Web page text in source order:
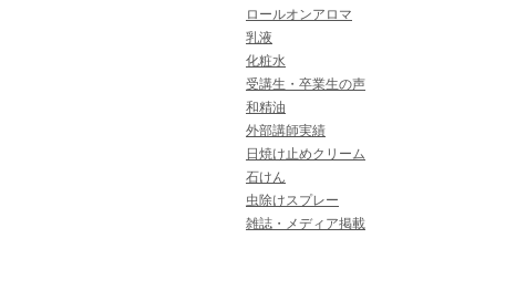
ロールオンアロマ
乳液
化粧水
受講生・卒業生の声
和精油
外部講師実績
日焼け止めクリーム
石けん
虫除けスプレー
雑誌・メディア掲載